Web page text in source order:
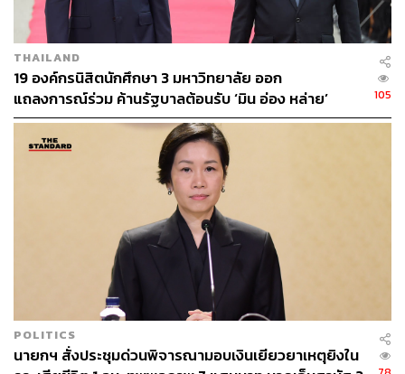
THAILAND
19 องค์กรนิสิตนักศึกษา 3 มหาวิทยาลัย ออก
แถลงการณ์ร่วม ค้านรัฐบาลต้อนรับ ‘มิน อ่อง หล่าย’
105
POLITICS
นายกฯ สั่งประชุมด่วนพิจารณามอบเงินเยียวยาเหตุยิงใน